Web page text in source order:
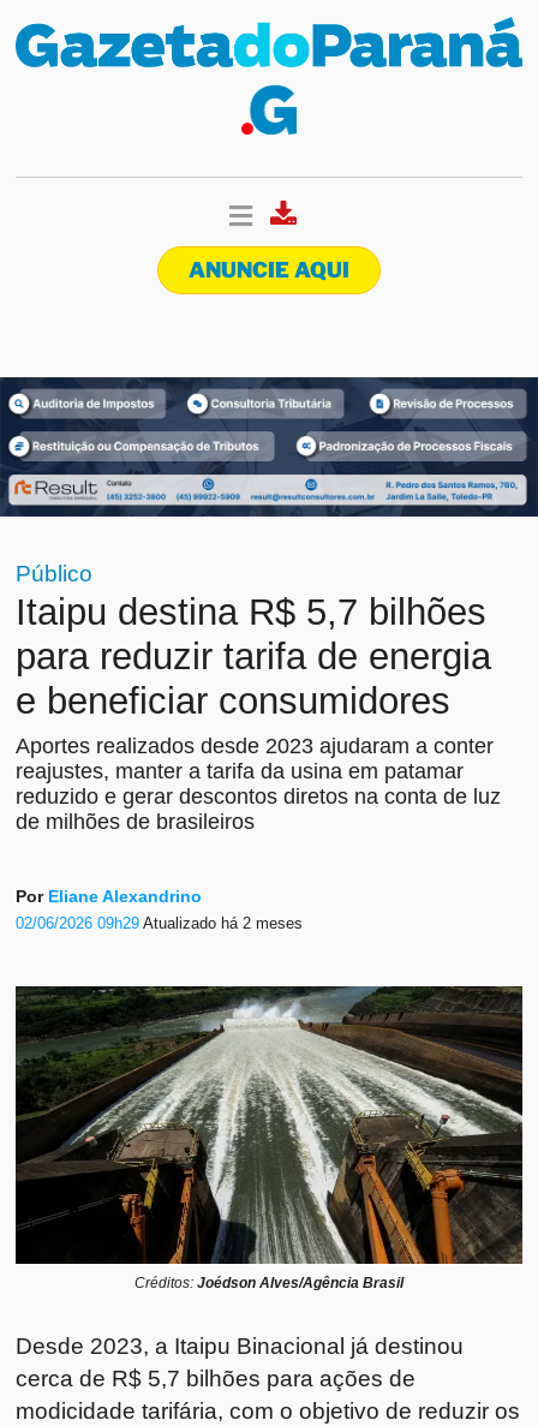
ANUNCIE AQUI
Público
Itaipu destina R$ 5,7 bilhões
para reduzir tarifa de energia
e beneficiar consumidores
Aportes realizados desde 2023 ajudaram a conter
reajustes, manter a tarifa da usina em patamar
reduzido e gerar descontos diretos na conta de luz
de milhões de brasileiros
Por Eliane Alexandrino
02/06/2026 09h29Atualizado há 2 meses
Créditos: Joédson Alves/Agência Brasil
Desde 2023, a Itaipu Binacional já destinou
cerca de R$ 5,7 bilhões para ações de
modicidade tarifária, com o objetivo de reduzir os